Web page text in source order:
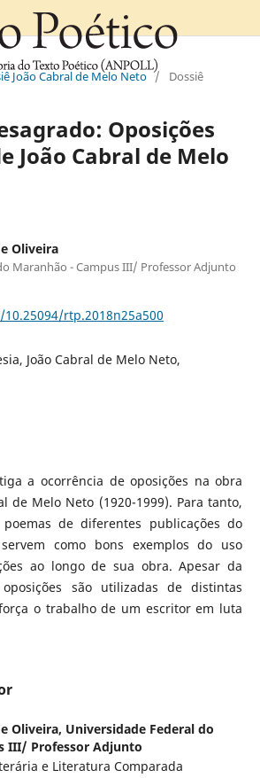
João Cabral de Melo Neto / Dossiê
Oposições
João Cabral de Melo
Oliveira
Maranhão - Campus III/ Professor Adjunto
rtp.2018n25a500
João Cabral de Melo Neto,
a ocorrência de oposições na obra
de Melo Neto (1920-1999). Para tanto,
de diferentes publicações do
como bons exemplos do uso
ao longo de sua obra. Apesar da
oposições são utilizadas de distintas
o trabalho de um escritor em luta
Oliveira, Universidade Federal do
III/ Professor Adjunto
e Literatura Comparada